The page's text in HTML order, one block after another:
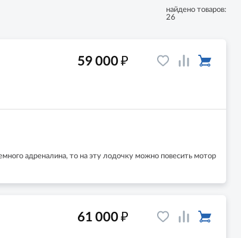
найдено товаров:
26
адреналина, то на эту лодочку можно повесить мотор
59 000₽
61 000₽